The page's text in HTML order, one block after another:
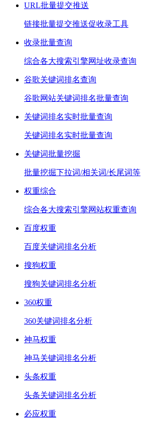
URL批量提交推送
链接批量提交推送促收录工具
收录批量查询
综合各大搜索引擎网址收录查询
谷歌关键词排名查询
谷歌网站关键词排名批量查询
关键词排名实时批量查询
关键词排名实时批量查询
关键词批量挖掘
批量挖掘下拉词/相关词/长尾词等
权重综合
综合各大搜索引擎网站权重查询
百度权重
百度关键词排名分析
搜狗权重
搜狗关键词排名分析
360权重
360关键词排名分析
神马权重
神马关键词排名分析
头条权重
头条关键词排名分析
必应权重